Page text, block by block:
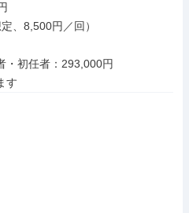
、8,500円／回）
・初任者：293,000円
す